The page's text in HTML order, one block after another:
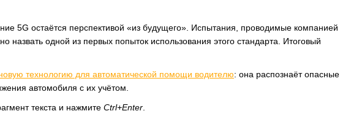
5G остаётся перспективой «из будущего». Испытания, проводимые компанией
назвать одной из первых попыток использования этого стандарта. Итоговый
технологию для автоматической помощи водителю: она распознаёт опасные
автомобиля с их учётом.
текста и нажмите Ctrl+Enter